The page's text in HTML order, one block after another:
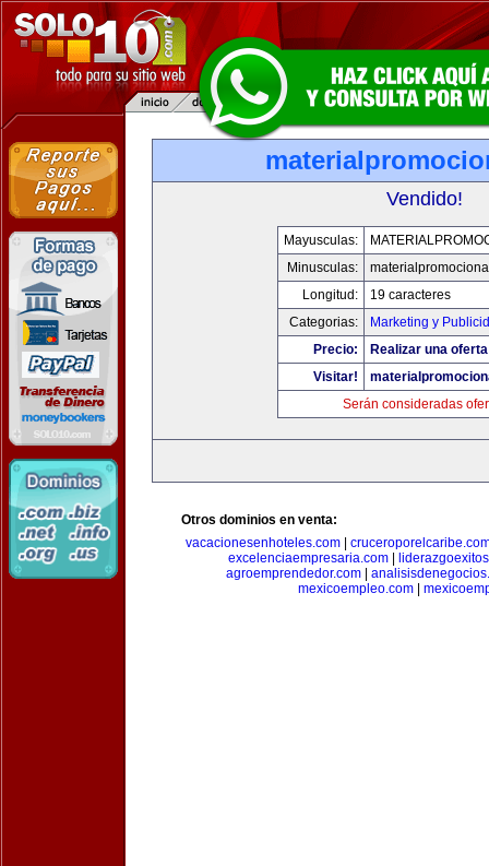
Vendido!
Mayusculas:
Minusculas:
Longitud:
19 caracteres
Categorias:
Marketing y
Precio:
Realizar una
Visitar!
Serán consideradas
Otros dominios en venta:
vacacionesenhoteles.com
excelenciaempresaria.com
agroemprendedor.com
mexicoempleo.com|